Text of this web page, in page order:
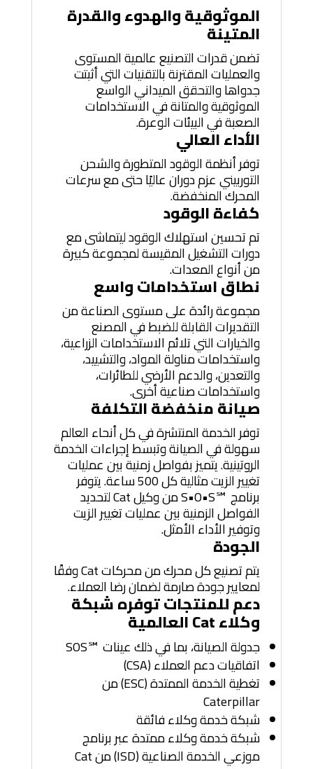
الموثوقية والهدوء والقدرة
المتينة
تضمن قدرات التصنيع عالمية المستوى
والعمليات المقترنة بالتقنيات التي أثبتت
جدواها والتحقق الميداني الواسع
الموثوقية والمتانة في الاستخدامات
الصعبة في البيئات الوعرة.
الأداء العالي
توفر أنظمة الوقود المتطورة والشحن
التوربيني عزم دوران عاليًا حتى مع سرعات
المحرك المنخفضة.
كفاءة الوقود
تم تحسين استهلاك الوقود ليتماشى مع
دورات التشغيل المقيسة لمجموعة كبيرة
من أنواع المعدات.
نطاق استخدامات واسع
مجموعة رائدة على مستوى الصناعة من
التقديرات القابلة للضبط في المصنع
والخيارات التي تلائم الاستخدامات الزراعية،
واستخدامات مناولة المواد، والتشييد،
والتعدين، والدعم الأرضي للطائرات،
واستخدامات صناعية أخرى.
صيانة منخفضة التكلفة
توفر الخدمة المنتشرة في كل أنحاء العالم
سهولة في الصيانة وتبسط إجراءات الخدمة
الروتينية. يتميز بفواصل زمنية بين عمليات
تغيير الزيت مثالية كل 500 ساعة. يتوفر
برنامج S•O•S℠‎ من وكيل Cat لتحديد
الفواصل الزمنية بين عمليات تغيير الزيت
وتوفير الأداء الأمثل.
الجودة
يتم تصنيع كل محرك من محركات Cat وفقًا
لمعايير جودة صارمة لضمان رضا العملاء.
دعم للمنتجات توفره شبكة
وكلاء Cat العالمية
جدولة الصيانة، بما في ذلك عينات SOS℠‎
اتفاقيات دعم العملاء (CSA)
تغطية الخدمة الممتدة (ESC) من
Caterpillar
شبكة خدمة وكلاء فائقة
شبكة خدمة وكلاء ممتدة عبر برنامج
موزعي الخدمة الصناعية (ISD) من Cat